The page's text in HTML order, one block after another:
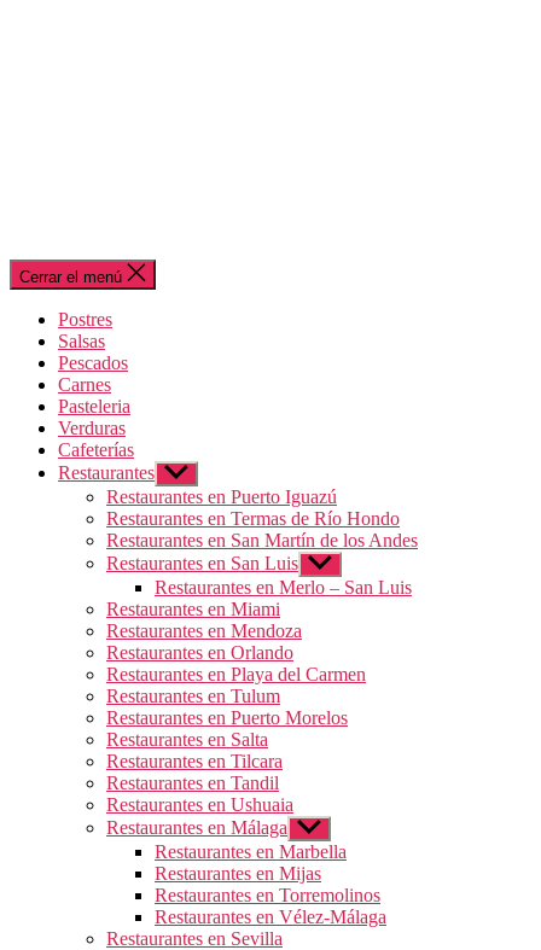
Cerrar el menú
Postres
Salsas
Pescados
Carnes
Pasteleria
Verduras
Cafeterías
Restaurantes Mostrar
el
submenú
Restaurantes en Puerto Iguazú
Restaurantes en Termas de Río Hondo
Restaurantes en San Martín de los Andes
Restaurantes en San Luis Mostrar
el
submenú
Restaurantes en Merlo – San Luis
Restaurantes en Miami
Restaurantes en Mendoza
Restaurantes en Orlando
Restaurantes en Playa del Carmen
Restaurantes en Tulum
Restaurantes en Puerto Morelos
Restaurantes en Salta
Restaurantes en Tilcara
Restaurantes en Tandil
Restaurantes en Ushuaia
Restaurantes en Málaga Mostrar
el
submenú
Restaurantes en Marbella
Restaurantes en Mijas
Restaurantes en Torremolinos
Restaurantes en Vélez-Málaga
Restaurantes en Sevilla